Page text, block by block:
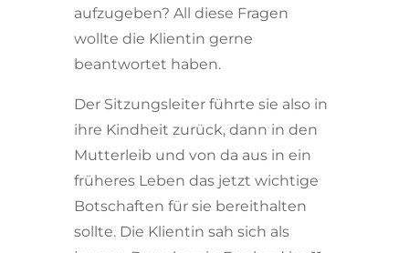
aufzugeben? All diese Fragen
wollte die Klientin gerne
beantwortet haben.
Der Sitzungsleiter führte sie also in
ihre Kindheit zurück, dann in den
Mutterleib und von da aus in ein
früheres Leben das jetzt wichtige
Botschaften für sie bereithalten
sollte. Die Klientin sah sich als